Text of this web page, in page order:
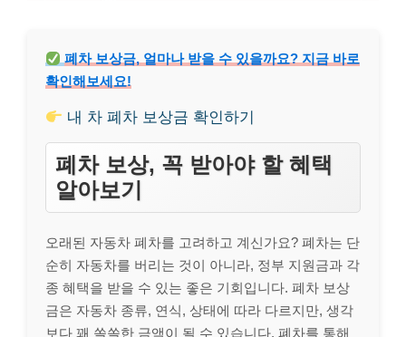
폐차 보상금, 얼마나 받을 수 있을까요? 지금 바로
확인해보세요!
내 차 폐차 보상금 확인하기
폐차 보상, 꼭 받아야 할 혜택
알아보기
오래된 자동차 폐차를 고려하고 계신가요? 폐차는 단
순히 자동차를 버리는 것이 아니라, 정부 지원금과 각
종 혜택을 받을 수 있는 좋은 기회입니다. 폐차 보상
금은 자동차 종류, 연식, 상태에 따라 다르지만, 생각
보다 꽤 쏠쏠한 금액이 될 수 있습니다. 폐차를 통해